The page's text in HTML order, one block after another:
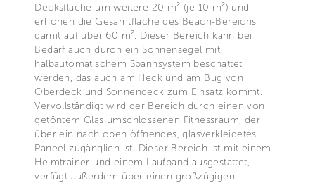
Decksfläche um weitere 20 m² (je 10 m²) und
erhöhen die Gesamtfläche des Beach-Bereichs
damit auf über 60 m². Dieser Bereich kann bei
Bedarf auch durch ein Sonnensegel mit
halbautomatischem Spannsystem beschattet
werden, das auch am Heck und am Bug von
Oberdeck und Sonnendeck zum Einsatz kommt.
Vervollständigt wird der Bereich durch einen von
getöntem Glas umschlossenen Fitnessraum, der
über ein nach oben öffnendes, glasverkleidetes
Paneel zugänglich ist. Dieser Bereich ist mit einem
Heimtrainer und einem Laufband ausgestattet,
verfügt außerdem über einen großzügigen